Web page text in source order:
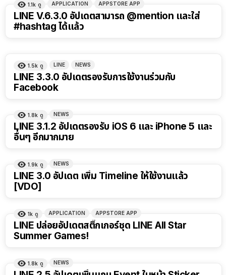
1.1k ดู APPLICATION APPSTORE APP
LINE V.6.3.0 อัปเดตสามารถ @mention และใส่
#hashtag ได้แล้ว
1.5k ดู LINE NEWS
LINE 3.3.0 อัปเดตรองรับการใช้งานร่วมกับ
Facebook
1.8k ดู NEWS
LINE 3.1.2 อัปเดตรองรับ iOS 6 และ iPhone 5 และ
อื่นๆ อีกมากมาย
1.9k ดู NEWS
LINE 3.0 อัปเดต เพิ่ม Timeline ให้ใช้งานแล้ว
[VDO]
1k ดู APPLICATION APPSTORE APP
LINE ปล่อยอัปเดตสติ๊กเกอร์ชุด LINE All Star
Summer Games!
1.8k ดู NEWS